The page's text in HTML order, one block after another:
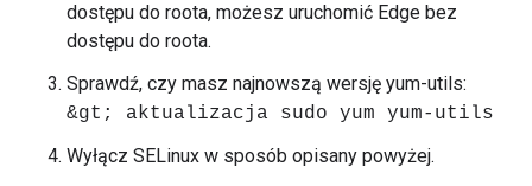
dostępu do roota, możesz uruchomić Edge bez
dostępu do roota.
Sprawdź, czy masz najnowszą wersję yum-utils:
&gt; aktualizacja sudo yum yum-utils
Wyłącz SELinux w sposób opisany powyżej.